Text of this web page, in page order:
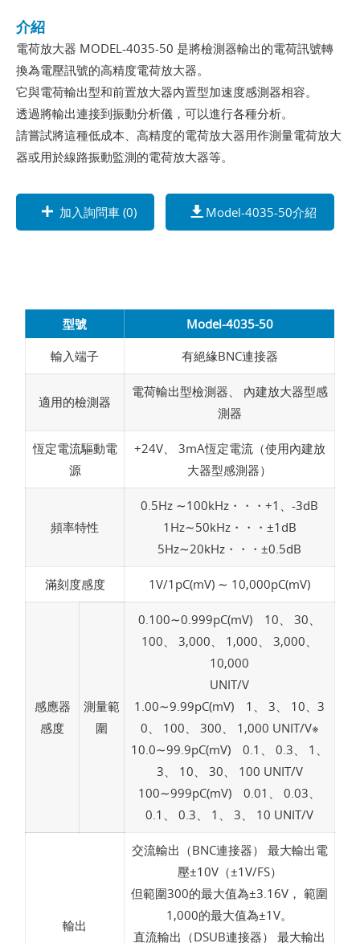
介紹
電荷放大器 MODEL-4035-50 是將檢測器輸出的電荷訊號轉
換為電壓訊號的高精度電荷放大器。
它與電荷輸出型和前置放大器內置型加速度感測器相容。
透過將輸出連接到振動分析儀，可以進行各種分析。
請嘗試將這種低成本、高精度的電荷放大器用作測量電荷放大
器或用於線路振動監測的電荷放大器等。
加入詢問車 (0) Model-4035-50介紹
型號
Model-4035-50
輸入端子
有絕緣BNC連接器
適用的檢測器
電荷輸出型檢測器、 內建放大器型感
測器
恆定電流驅動電
源
+24V、 3mA恆定電流（使用內建放
大器型感測器）
頻率特性
0.5Hz ∼100kHz・・・+1、-3dB
1Hz∼50kHz・・・±1dB
5Hz∼20kHz・・・±0.5dB
滿刻度感度 1V/1pC(mV) ∼ 10,000pC(mV)
感應器
感度
測量範
圍
0.100∼0.999pC(mV) 10、 30、
100、 3,000、 1,000、 3,000、
10,000
UNIT/V
1.00∼9.99pC(mV) 1、 3、 10、3
0、 100、 300、 1,000 UNIT/V※
10.0∼99.9pC(mV) 0.1、 0.3、 1、
3、 10、 30、 100 UNIT/V
100∼999pC(mV) 0.01、 0.03、
0.1、 0.3、 1、 3、 10 UNIT/V
輸出
交流輸出（BNC連接器） 最大輸出電
壓±10V（±1V/FS）
但範圍300的最大值為±3.16V， 範圍
1,000的最大值為±1V。
直流輸出（DSUB連接器） 最大輸出